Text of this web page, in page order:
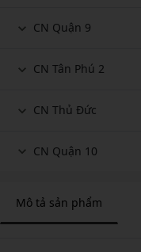
CN Quận 9
CN Tân Phú 2
CN Thủ Đức
CN Quận 10
Mô tả sản phẩm